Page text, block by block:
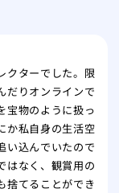
ゴ
す
一
す
汚
相場
クターでした。限
だりオンラインで
宝物のように扱っ
か私自身の生活空
い込んでいたので
はなく、観賞用の
捨てることができ